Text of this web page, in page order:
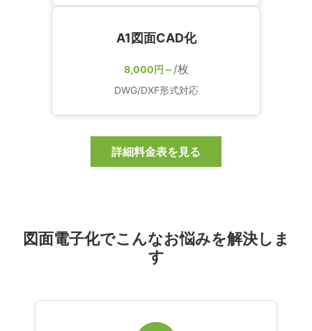
A1図面CAD化
8,000円～/枚
DWG/DXF形式対応
詳細料金表を見る
図面電子化でこんなお悩みを解決しま
す